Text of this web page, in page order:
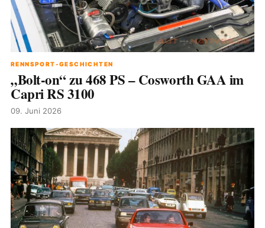
RENNSPORT-GESCHICHTEN
„Bolt-on“ zu 468 PS – Cosworth GAA im
Capri RS 3100
09. Juni 2026